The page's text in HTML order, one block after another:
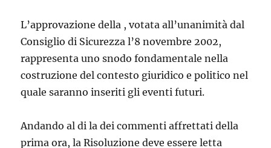
L’approvazione della , votata all’unanimità dal
Consiglio di Sicurezza l’8 novembre 2002,
rappresenta uno snodo fondamentale nella
costruzione del contesto giuridico e politico nel
quale saranno inseriti gli eventi futuri.
Andando al di la dei commenti affrettati della
prima ora, la Risoluzione deve essere letta